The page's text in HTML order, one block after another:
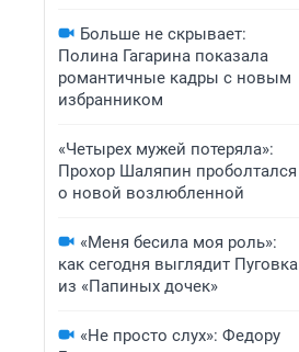
Больше не скрывает:
Полина Гагарина показала
романтичные кадры с новым
избранником
«Четырех мужей потеряла»:
Прохор Шаляпин проболтался
о новой возлюбленной
«Меня бесила моя роль»:
как сегодня выглядит Пуговка
из «Папиных дочек»
«Не просто слух»: Федору